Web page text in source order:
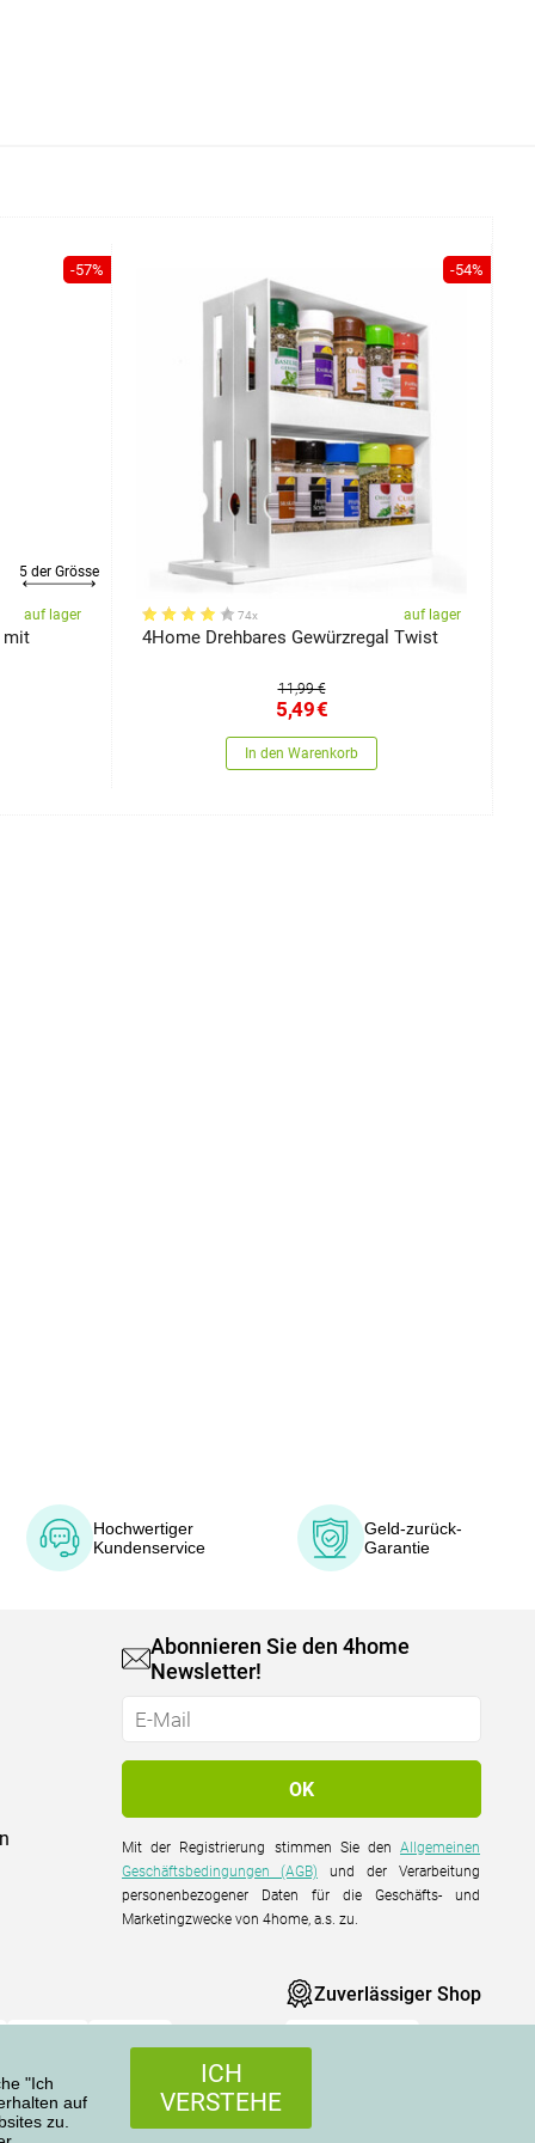
"Ich
auf
zu.
ICH
VERSTEHE
-57%
5 der Grösse
auf lager
mit
-54%
74x auf lager
4Home Drehbares Gewürzregal Twist
11,99 €
5,49€
In den Warenkorb
Hochwertiger
Kundenservice
Geld-zurück-
Garantie
Abonnieren Sie den 4home
Newsletter!
Mit der Registrierung stimmen Sie denAllgemeinen
Geschäftsbedingungen (AGB) und der Verarbeitung
personenbezogener Daten für die Geschäfts- und
Marketingzwecke von 4home, a.s. zu.
Zuverlässiger Shop